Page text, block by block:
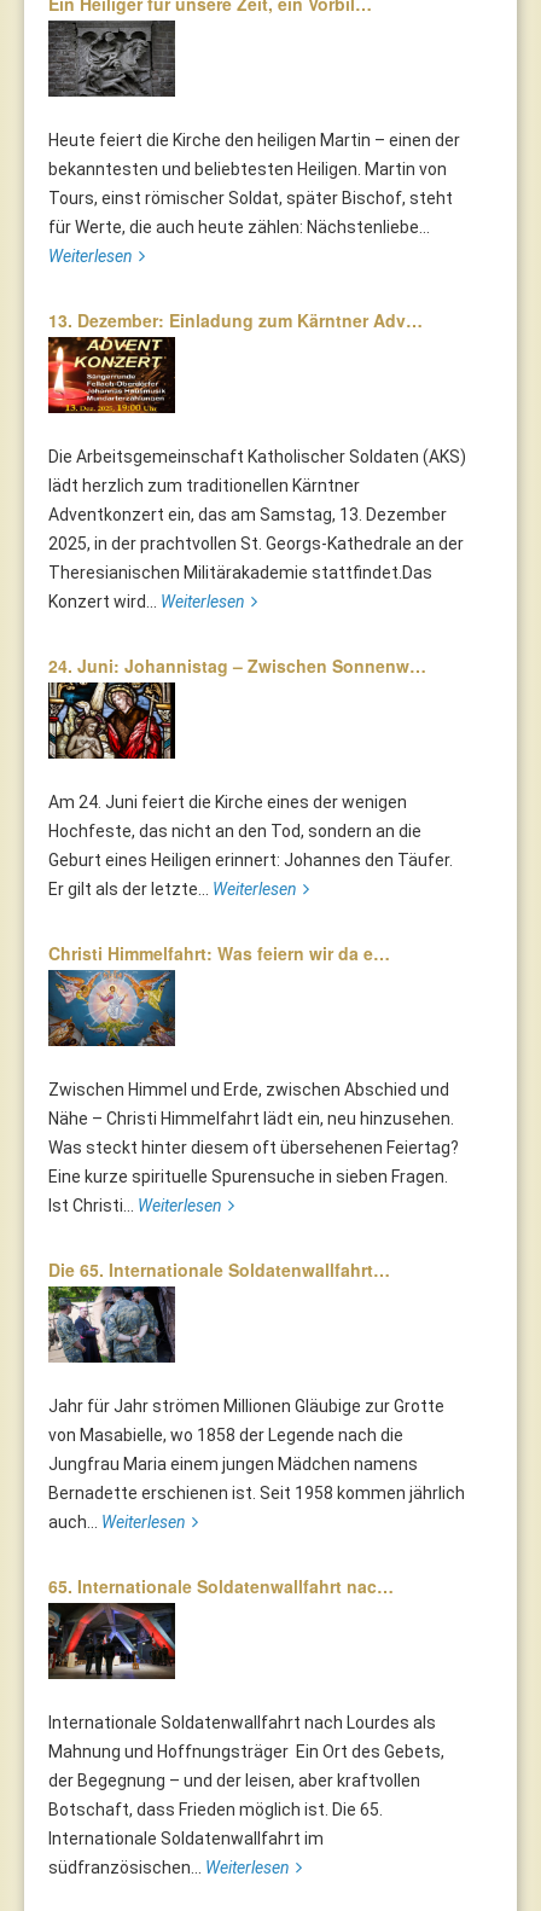
Heute feiert die Kirche den heiligen Martin – einen der
bekanntesten und beliebtesten Heiligen. Martin von
Tours, einst römischer Soldat, später Bischof, steht
für Werte, die auch heute zählen: Nächstenliebe...
Weiterlesen
13. Dezember: Einladung zum Kärntner Adv…
Die Arbeitsgemeinschaft Katholischer Soldaten (AKS)
lädt herzlich zum traditionellen Kärntner
Adventkonzert ein, das am Samstag, 13. Dezember
2025, in der prachtvollen St. Georgs-Kathedrale an der
Theresianischen Militärakademie stattfindet.Das
Konzert wird... Weiterlesen
24. Juni: Johannistag – Zwischen Sonnenw…
Am 24. Juni feiert die Kirche eines der wenigen
Hochfeste, das nicht an den Tod, sondern an die
Geburt eines Heiligen erinnert: Johannes den Täufer.
Er gilt als der letzte... Weiterlesen
Christi Himmelfahrt: Was feiern wir da e…
Zwischen Himmel und Erde, zwischen Abschied und
Nähe – Christi Himmelfahrt lädt ein, neu hinzusehen.
Was steckt hinter diesem oft übersehenen Feiertag?
Eine kurze spirituelle Spurensuche in sieben Fragen.
Ist Christi... Weiterlesen
Die 65. Internationale Soldatenwallfahrt…
Jahr für Jahr strömen Millionen Gläubige zur Grotte
von Masabielle, wo 1858 der Legende nach die
Jungfrau Maria einem jungen Mädchen namens
Bernadette erschienen ist. Seit 1958 kommen jährlich
auch... Weiterlesen
65. Internationale Soldatenwallfahrt nac…
Internationale Soldatenwallfahrt nach Lourdes als
Mahnung und Hoffnungsträger Ein Ort des Gebets,
der Begegnung – und der leisen, aber kraftvollen
Botschaft, dass Frieden möglich ist. Die 65.
Internationale Soldatenwallfahrt im
südfranzösischen... Weiterlesen